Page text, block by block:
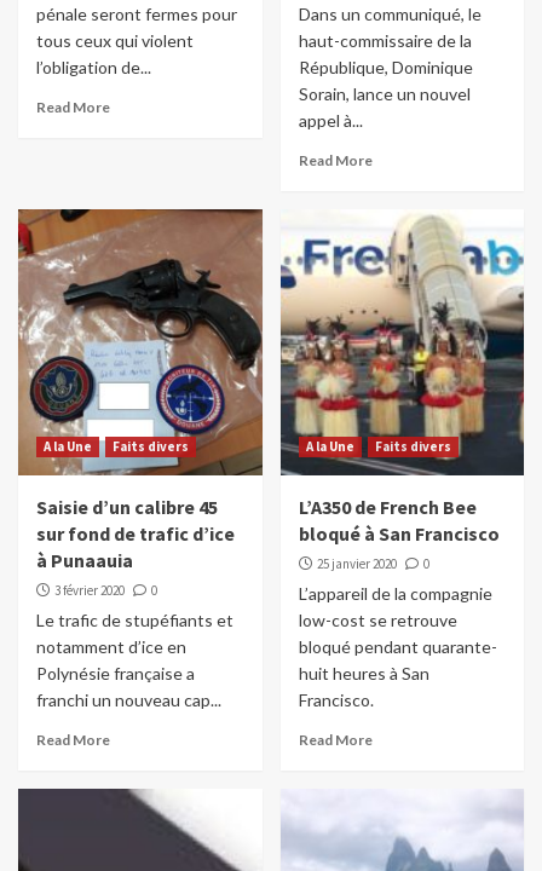
pénale seront fermes pour
tous ceux qui violent
l’obligation de...
Read More
Dans un communiqué, le
haut-commissaire de la
République, Dominique
Sorain, lance un nouvel
appel à...
Read More
A la Une Faits divers
Saisie d’un calibre 45
sur fond de trafic d’ice
à Punaauia
3 février 2020 0
Le trafic de stupéfiants et
notamment d’ice en
Polynésie française a
franchi un nouveau cap...
Read More
A la Une Faits divers
L’A350 de French Bee
bloqué à San Francisco
25 janvier 2020 0
L’appareil de la compagnie
low-cost se retrouve
bloqué pendant quarante-
huit heures à San
Francisco.
Read More